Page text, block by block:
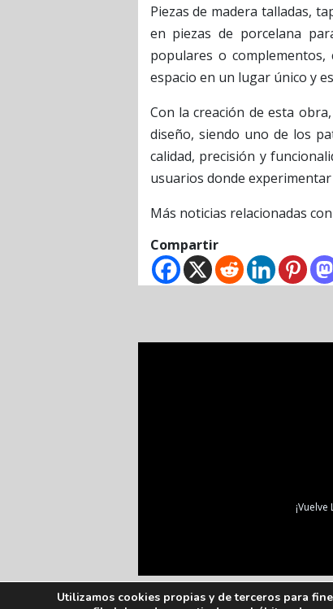
Piezas de madera talladas,
en piezas de porcelana
populares o
espacio en un lugar único y
Con la creación de esta
diseño, siendo uno de los
calidad, precisión y
usuarios donde
Más noticias relacionadas con
Compartir
¡Vuelve
Utilizamos cookies propias y de terceros para